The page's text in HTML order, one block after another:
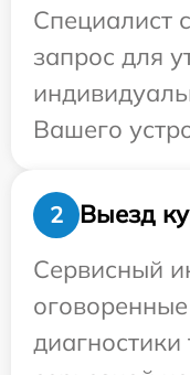
Специалист
запрос для
Вашего
2
Выезд
Сервисный